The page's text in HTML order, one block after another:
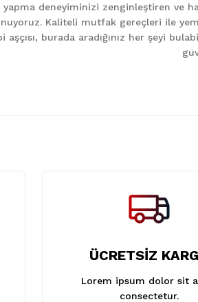
yapma deneyiminizi zenginleştiren ve
Kaliteli mutfak gereçleri ile
burada aradığınız her şeyi
ÜCRETSİZ
Lorem ipsum dolor sit
consectetur.